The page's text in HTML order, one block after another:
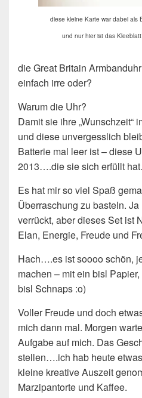
diese kleine Karte war dabei als
und nur hier ist das
die Great Britain
einfach irre oder?
Warum die Uhr?
Damit sie ihre „Wunschzeit“
und diese unvergesslich
Batterie mal leer ist – diese
2013….die sie sich erfüllt
Es hat mir so viel Spaß
Überraschung zu basteln.
verrückt, aber dieses Set
Elan, Energie, Freude und
Hach….es ist soooo schön,
machen – mit ein bisl
bisl Schnaps :o)
Voller Freude und doch
mich dann mal. Morgen
Aufgabe auf mich. Das
stellen….ich hab heute
kleine kreative Auszeit
Marzipantorte und Kaffee.